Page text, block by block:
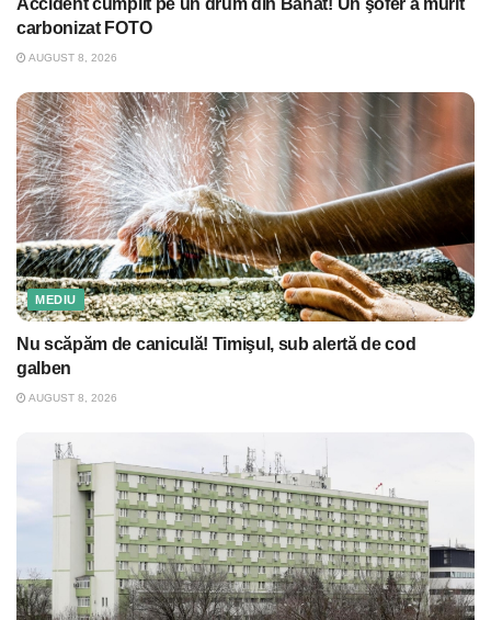
Accident cumplit pe un drum din Banat! Un şofer a murit
carbonizat FOTO
AUGUST 8, 2026
MEDIU
Nu scăpăm de caniculă! Timişul, sub alertă de cod
galben
AUGUST 8, 2026